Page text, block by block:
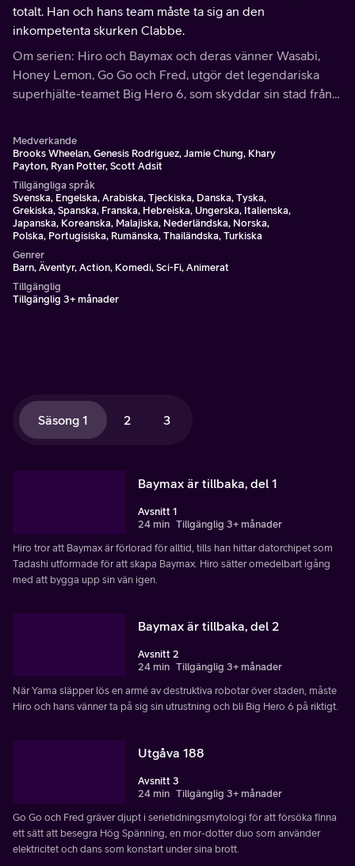
totalt. Han och hans team måste ta sig an den
inkompetenta skurken Clabbe.
Om serien: Hiro och Baymax och deras vänner Wasabi,
Honey Lemon, Go Go och Fred, utgör det legendariska
superhjälte-teamet Big Hero 6, som skyddar sin stad från
Medverkande
Brooks Wheelan, Genesis Rodriguez, Jamie Chung, Khary
Payton, Ryan Potter, Scott Adsit
Tillgängliga språk
Svenska, Engelska, Arabiska, Tjeckiska, Danska, Tyska,
Grekiska, Spanska, Franska, Hebreiska, Ungerska, Italienska,
Japanska, Koreanska, Malajiska, Nederländska, Norska,
Polska, Portugisiska, Rumänska, Thailändska, Turkiska
Genrer
Barn, Äventyr, Action, Komedi, Sci-Fi, Animerat
Tillgänglig
Tillgänglig 3+ månader
Säsong 1 2 3
Baymax är tillbaka, del 1
Avsnitt 1
24 min Tillgänglig 3+ månader
Hiro tror att Baymax är förlorad för alltid, tills han hittar datorchipet som
Tadashi utformade för att skapa Baymax. Hiro sätter omedelbart igång
med att bygga upp sin vän igen.
Baymax är tillbaka, del 2
Avsnitt 2
24 min Tillgänglig 3+ månader
När Yama släpper lös en armé av destruktiva robotar över staden, måste
Hiro och hans vänner ta på sig sin utrustning och bli Big Hero 6 på riktigt.
Utgåva 188
Avsnitt 3
24 min Tillgänglig 3+ månader
Go Go och Fred gräver djupt i serietidningsmytologi för att försöka finna
ett sätt att besegra Hög Spänning, en mor-dotter duo som använder
elektricitet och dans som konstart under sina brott.